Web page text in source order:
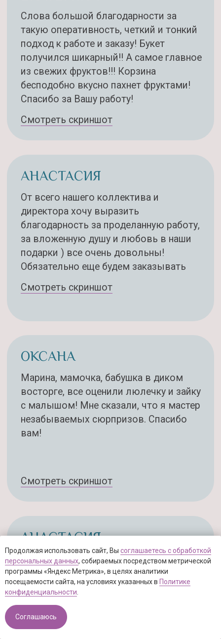
Продолжая использовать сайт, Вы соглашаетесь с обработкой
персональных данных, собираемых посредством метрической
программы «Яндекс Метрика», в целях аналитики
посещаемости сайта, на условиях указанных в Политике
конфиденциальности
Соглашаюсь